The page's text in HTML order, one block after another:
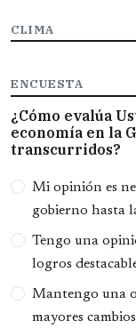
CLIMA
ENCUESTA
¿Cómo evalúa
economía en la
transcurridos?
Opciones
Mi opinión es
gobierno hasta
Tengo una
logros
Mantengo una
mayores